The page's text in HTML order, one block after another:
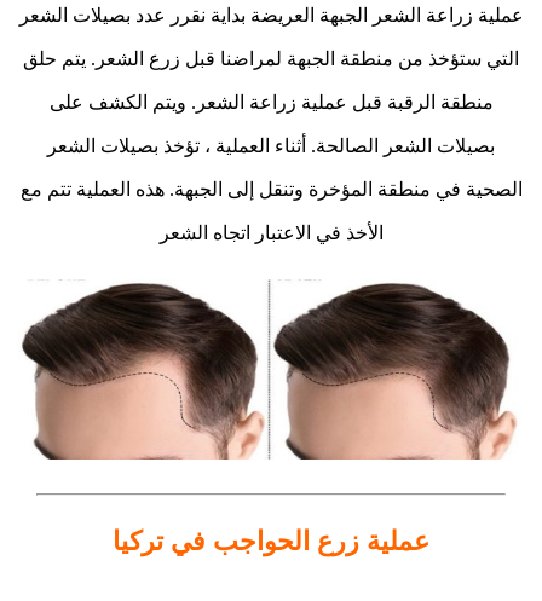
عملية زراعة الشعر الجبهة العريضة بداية نقرر عدد بصيلات الشعر
التي ستؤخذ من منطقة الجبهة لمراضنا قبل زرع الشعر. يتم حلق
منطقة الرقبة قبل عملية زراعة الشعر. ويتم الكشف على
بصيلات الشعر الصالحة. أثناء العملية ، تؤخذ بصيلات الشعر
الصحية في منطقة المؤخرة وتنقل إلى الجبهة. هذه العملية تتم مع
الأخذ في الاعتبار اتجاه الشعر
عملية زرع الحواجب في تركيا